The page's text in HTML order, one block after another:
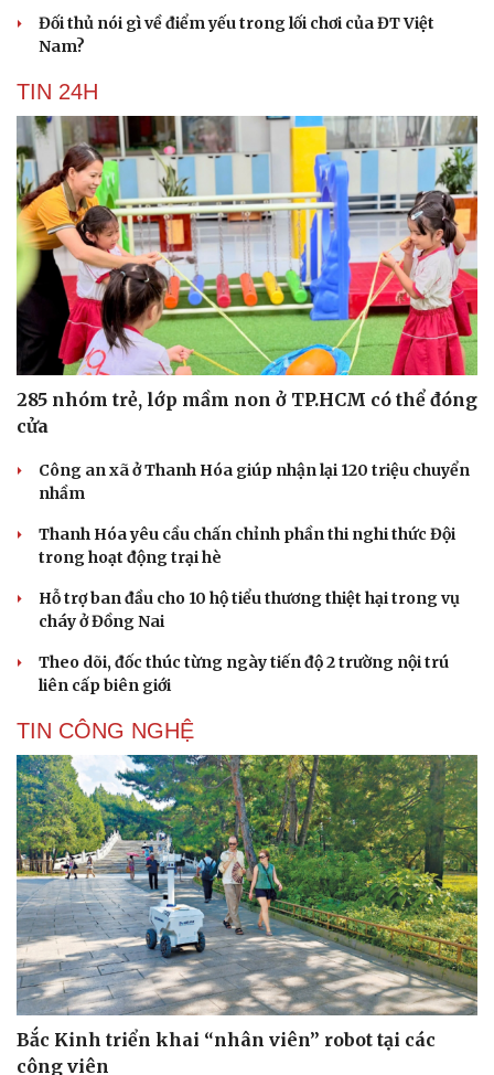
Đối thủ nói gì về điểm yếu trong lối chơi của ĐT Việt
Nam?
TIN 24H
285 nhóm trẻ, lớp mầm non ở TP.HCM có thể đóng
cửa
Công an xã ở Thanh Hóa giúp nhận lại 120 triệu chuyển
nhầm
Thanh Hóa yêu cầu chấn chỉnh phần thi nghi thức Đội
trong hoạt động trại hè
Hỗ trợ ban đầu cho 10 hộ tiểu thương thiệt hại trong vụ
cháy ở Đồng Nai
Theo dõi, đốc thúc từng ngày tiến độ 2 trường nội trú
liên cấp biên giới
TIN CÔNG NGHỆ
Bắc Kinh triển khai “nhân viên” robot tại các
công viên